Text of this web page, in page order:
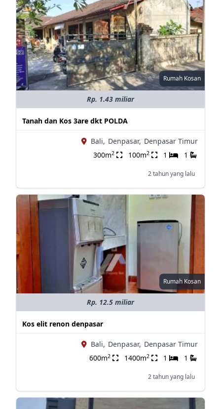
Rumah Kosan
Rp. 1.43 miliar
Tanah dan Kos 3are dkt POLDA
Bali, Denpasar, Denpasar Timur
300m2 100m2 1 1
2 tahun yang lalu
Rumah Kosan
Rp. 12.5 miliar
Kos elit renon denpasar
Bali, Denpasar, Denpasar Timur
600m2 1400m2 1 1
2 tahun yang lalu